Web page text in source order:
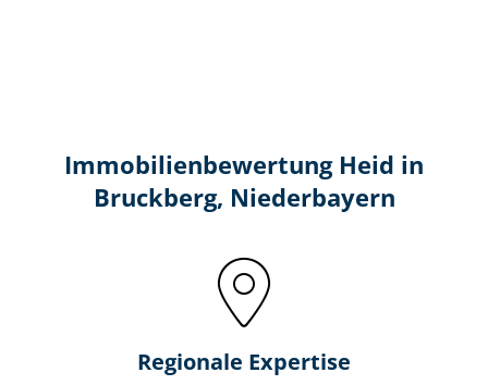
Immobilien­bewertung Heid in
Bruckberg, Niederbayern
Regionale Expertise